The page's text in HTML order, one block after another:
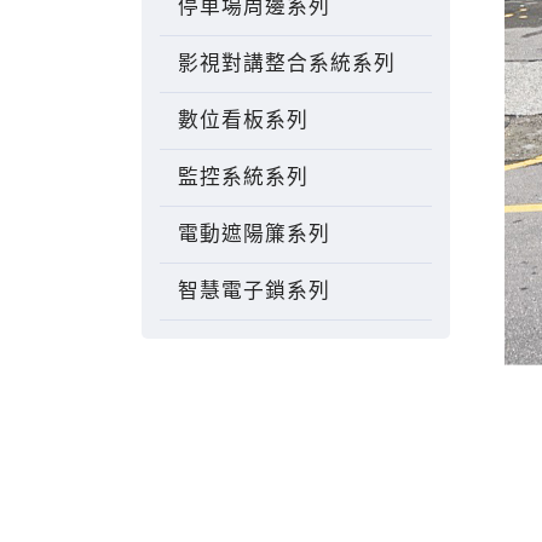
停車場周邊系列
影視對講整合系統系列
數位看板系列
監控系統系列
電動遮陽簾系列
智慧電子鎖系列